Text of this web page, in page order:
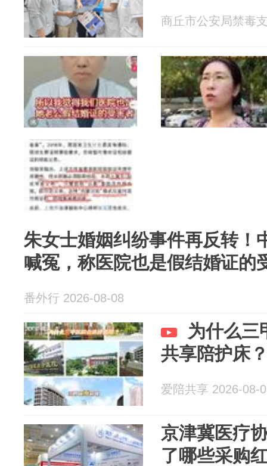
商丘市公安局禁毒
朱女士婚姻纠纷事件再反转！
喊冤，称医院也是假结婚证的
番外行 2026-08-08
为什么三
共享陪护床
爱陪共享 2026-08-
京津冀医疗
了哪些采购